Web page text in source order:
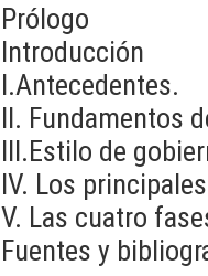
Prólogo
Introducción
I.Antecedentes.
II. Fundamentos
III.Estilo de
IV. Los
V. Las cuatro
Fuentes y